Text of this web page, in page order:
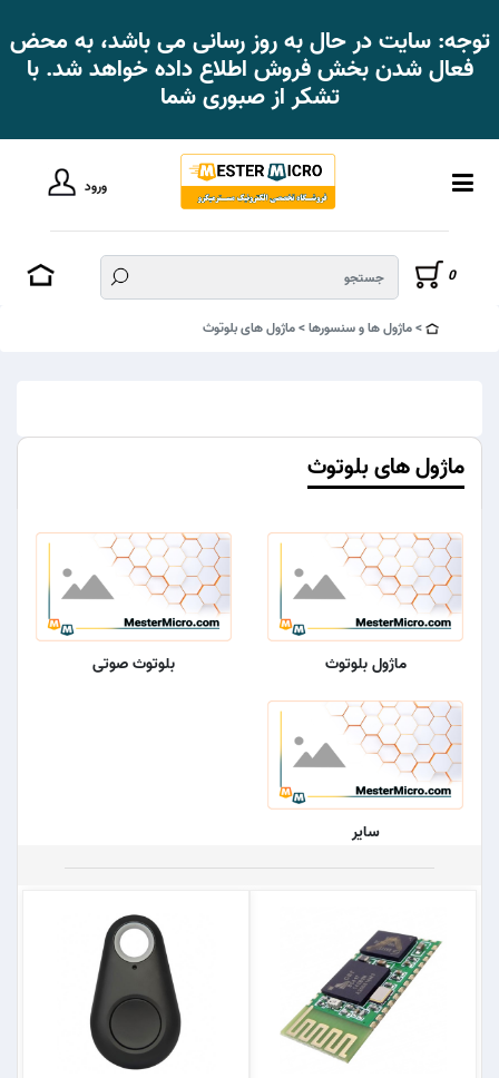
توجه: سایت در حال به روز رسانی می باشد، به محض
فعال شدن بخش فروش اطلاع داده خواهد شد. با
تشکر از صبوری شما
ورود
0
ماژول ها و سنسورها ماژول های بلوتوث
ماژول های بلوتوث
ماژول بلوتوث بلوتوث صوتی
سایر